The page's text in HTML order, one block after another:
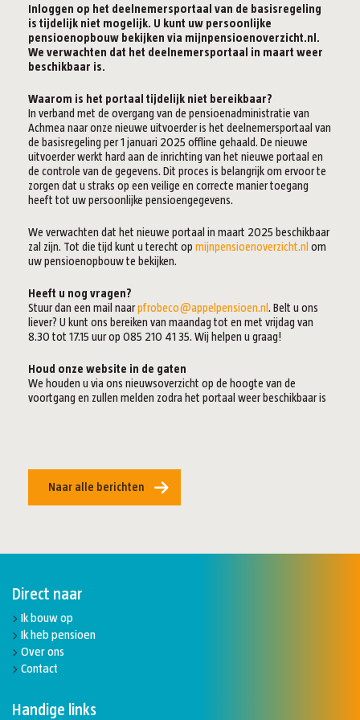
Inloggen op het deelnemersportaal van de basisregeling
is tijdelijk niet mogelijk. U kunt uw persoonlijke
pensioenopbouw bekijken via mijnpensioenoverzicht.nl.
We verwachten dat het deelnemersportaal in maart weer
beschikbaar is.
Waarom is het portaal tijdelijk niet bereikbaar?
In verband met de overgang van de pensioenadministratie van
Achmea naar onze nieuwe uitvoerder is het deelnemersportaal van
de basisregeling per 1 januari 2025 offline gehaald. De nieuwe
uitvoerder werkt hard aan de inrichting van het nieuwe portaal en
de controle van de gegevens. Dit proces is belangrijk om ervoor te
zorgen dat u straks op een veilige en correcte manier toegang
heeft tot uw persoonlijke pensioengegevens.
We verwachten dat het nieuwe portaal in maart 2025 beschikbaar
zal zijn. Tot die tijd kunt u terecht op mijnpensioenoverzicht.nl om
uw pensioenopbouw te bekijken.
Heeft u nog vragen?
Stuur dan een mail naarpfrobeco@appelpensioen.nl . Belt u ons
liever? U kunt ons bereiken van maandag tot en met vrijdag van
8.30 tot 17.15 uur op 085 210 41 35. Wij helpen u graag!
Houd onze website in de gaten
We houden u via ons nieuwsoverzicht op de hoogte van de
voortgang en zullen melden zodra het portaal weer beschikbaar is
Naar alle berichten
Direct naar
Ik bouw op
Ik heb pensioen
Over ons
Contact
Handige links